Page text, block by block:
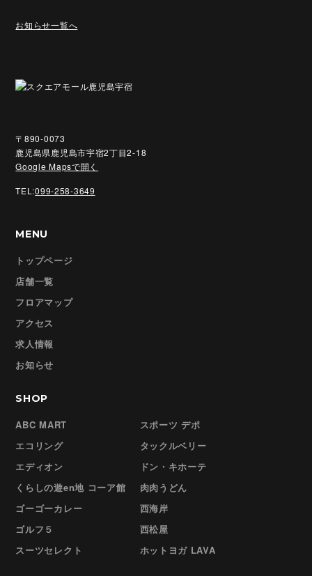
お知らせ一覧へ
〒890-0073
鹿児島県鹿児島市宇宿2丁目2-18
Google Mapsで開く
TEL:099-258-3649
MENU
トップページ
店舗一覧
フロアマップ
アクセス
求人情報
お知らせ
SHOP
ABC MART
エコリング
エディオン
くらしの遊en地 コーア館
ゴーゴーカレー
ゴルフ５
スーツセレクト
スポーツ デポ
タックルベリー
ドン・キホーテ
肉肉うどん
西海岸
西松屋
ホットヨガ LAVA